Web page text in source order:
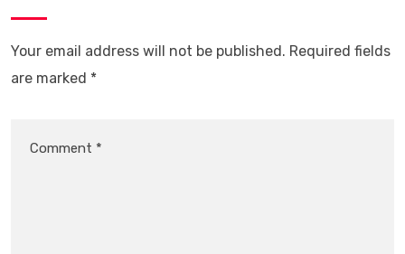
Your email address will not be published. Required fields
are marked *